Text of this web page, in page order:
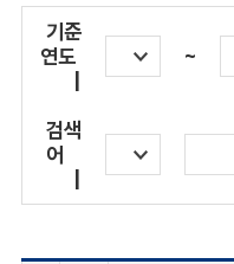
기준
연도
~
검색
어